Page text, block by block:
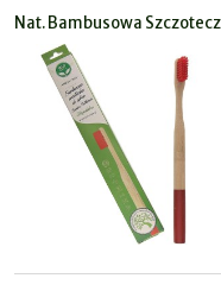
Nat. Bambusowa